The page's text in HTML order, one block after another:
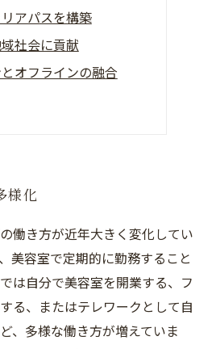
アパスを構築
社会に貢献
オフラインの融合
様化
働き方が近年大きく変化してい
美容室で定期的に勤務すること
は自分で美容室を開業する、フ
る、またはテレワークとして自
、多様な働き方が増えていま